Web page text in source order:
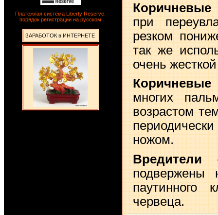
Платежная система Liberty Reserve:
порядок регистрации на русском
ЗАРАБОТОК в ИНТЕРНЕТЕ
при
резком
так же
очень
многих
возрастом
ножом.
Вредители
подвержены
паутинного
червеца.